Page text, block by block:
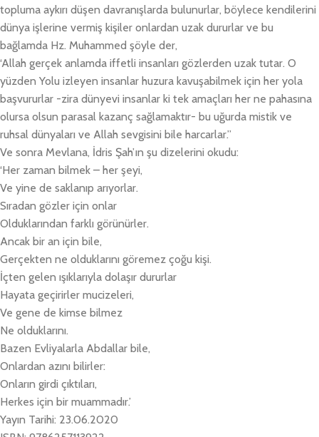
topluma aykırı düşen davranışlarda bulunurlar, böylece kendilerini
dünya işlerine vermiş kişiler onlardan uzak dururlar ve bu
bağlamda Hz. Muhammed şöyle der,
‘Allah gerçek anlamda iffetli insanları gözlerden uzak tutar. O
yüzden Yolu izleyen insanlar huzura kavuşabilmek için her yola
başvururlar -zira dünyevi insanlar ki tek amaçları her ne pahasına
olursa olsun parasal kazanç sağlamaktır- bu uğurda mistik ve
ruhsal dünyaları ve Allah sevgisini bile harcarlar.”
Ve sonra Mevlana, İdris Şah’ın şu dizelerini okudu:
‘Her zaman bilmek – her şeyi,
Ve yine de saklanıp arıyorlar.
Sıradan gözler için onlar
Olduklarından farklı görünürler.
Ancak bir an için bile,
Gerçekten ne olduklarını göremez çoğu kişi.
İçten gelen ışıklarıyla dolaşır dururlar
Hayata geçirirler mucizeleri,
Ve gene de kimse bilmez
Ne olduklarını.
Bazen Evliyalarla Abdallar bile,
Onlardan azını bilirler:
Onların girdi çıktıları,
Herkes için bir muammadır.’
Yayın Tarihi: 23.06.2020